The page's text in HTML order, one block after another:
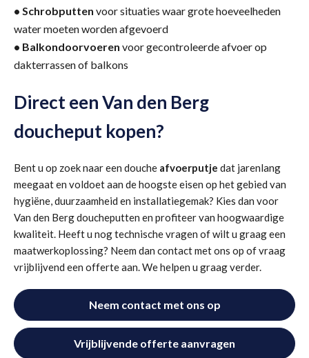
• Schrobputten voor situaties waar grote hoeveelheden
water moeten worden afgevoerd
• Balkondoorvoeren voor gecontroleerde afvoer op
dakterrassen of balkons
Direct een Van den Berg
doucheput kopen?
Bent u op zoek naar een douche afvoerputje dat jarenlang
meegaat en voldoet aan de hoogste eisen op het gebied van
hygiëne, duurzaamheid en installatiegemak? Kies dan voor
Van den Berg doucheputten en profiteer van hoogwaardige
kwaliteit. Heeft u nog technische vragen of wilt u graag een
maatwerkoplossing? Neem dan contact met ons op of vraag
vrijblijvend een offerte aan. We helpen u graag verder.
Neem contact met ons op
Vrijblijvende offerte aanvragen